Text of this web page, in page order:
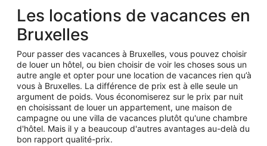
Les locations de vacances en
Bruxelles
Pour passer des vacances à Bruxelles, vous pouvez choisir
de louer un hôtel, ou bien choisir de voir les choses sous un
autre angle et opter pour une location de vacances rien qu’à
vous à Bruxelles. La différence de prix est à elle seule un
argument de poids. Vous économiserez sur le prix par nuit
en choisissant de louer un appartement, une maison de
campagne ou une villa de vacances plutôt qu'une chambre
d'hôtel. Mais il y a beaucoup d'autres avantages au-delà du
bon rapport qualité-prix.